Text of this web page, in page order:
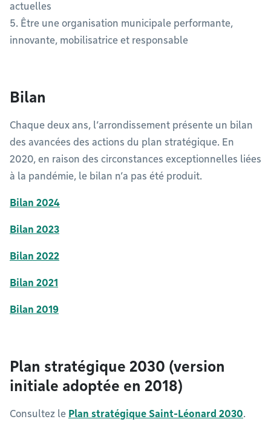
actuelles
5. Être une organisation municipale performante,
innovante, mobilisatrice et responsable
Bilan
Chaque deux ans, l’arrondissement présente un bilan
des avancées des actions du plan stratégique. En
2020, en raison des circonstances exceptionnelles liées
à la pandémie, le bilan n’a pas été produit.
Bilan 2024
Bilan 2023
Bilan 2022
Bilan 2021
Bilan 2019
Plan stratégique 2030 (version
initiale adoptée en 2018)
Consultez le Plan stratégique Saint-Léonard 2030.